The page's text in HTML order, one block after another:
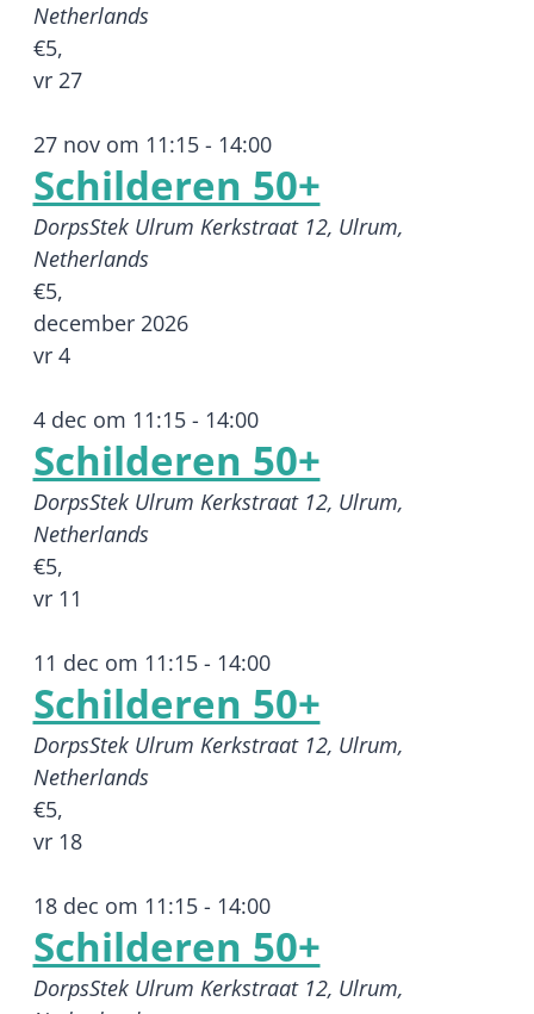
Netherlands
€5,
vr 27
27 nov om 11:15- 14:00
Schilderen 50+
DorpsStek Ulrum Kerkstraat 12, Ulrum,
Netherlands
€5,
december 2026
vr 4
4 dec om 11:15- 14:00
Schilderen 50+
DorpsStek Ulrum Kerkstraat 12, Ulrum,
Netherlands
€5,
vr 11
11 dec om 11:15- 14:00
Schilderen 50+
DorpsStek Ulrum Kerkstraat 12, Ulrum,
Netherlands
€5,
vr 18
18 dec om 11:15- 14:00
Schilderen 50+
DorpsStek Ulrum Kerkstraat 12, Ulrum,